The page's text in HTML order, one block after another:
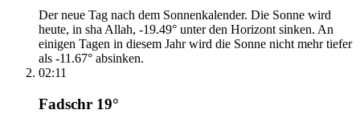
Der neue Tag nach dem Sonnenkalender. Die Sonne wird
heute, in sha Allah, -19.49° unter den Horizont sinken. An
einigen Tagen in diesem Jahr wird die Sonne nicht mehr tiefer
als -11.67° absinken.
02:11
Fadschr 19°